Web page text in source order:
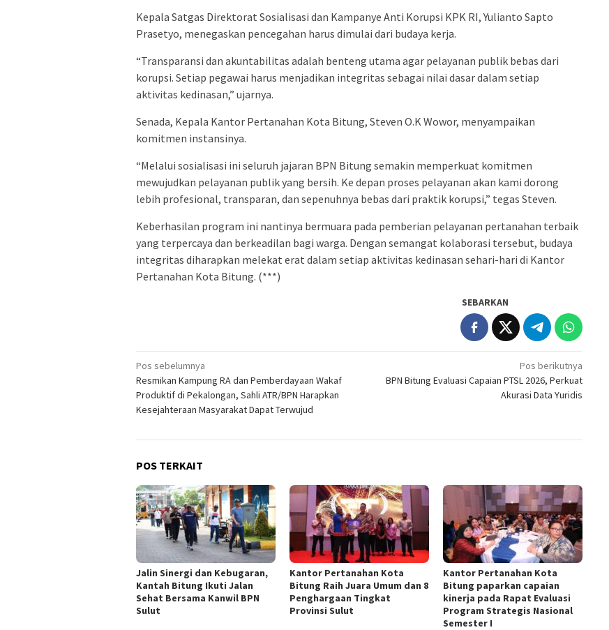
Kepala Satgas Direktorat Sosialisasi dan Kampanye Anti Korupsi KPK RI, Yulianto Sapto
Prasetyo, menegaskan pencegahan harus dimulai dari budaya kerja.
“Transparansi dan akuntabilitas adalah benteng utama agar pelayanan publik bebas dari
korupsi. Setiap pegawai harus menjadikan integritas sebagai nilai dasar dalam setiap
aktivitas kedinasan,” ujarnya.
Senada, Kepala Kantor Pertanahan Kota Bitung, Steven O.K Wowor, menyampaikan
komitmen instansinya.
“Melalui sosialisasi ini seluruh jajaran BPN Bitung semakin memperkuat komitmen
mewujudkan pelayanan publik yang bersih. Ke depan proses pelayanan akan kami dorong
lebih profesional, transparan, dan sepenuhnya bebas dari praktik korupsi,” tegas Steven.
Keberhasilan program ini nantinya bermuara pada pemberian pelayanan pertanahan terbaik
yang terpercaya dan berkeadilan bagi warga. Dengan semangat kolaborasi tersebut, budaya
integritas diharapkan melekat erat dalam setiap aktivitas kedinasan sehari-hari di Kantor
Pertanahan Kota Bitung. (***)
SEBARKAN
Navigasi
pos
Pos sebelumnya
Resmikan Kampung RA dan Pemberdayaan Wakaf
Produktif di Pekalongan, Sahli ATR/BPN Harapkan
Kesejahteraan Masyarakat Dapat Terwujud
Pos berikutnya
BPN Bitung Evaluasi Capaian PTSL 2026, Perkuat
Akurasi Data Yuridis
POS TERKAIT
Jalin Sinergi dan Kebugaran,
Kantah Bitung Ikuti Jalan
Sehat Bersama Kanwil BPN
Sulut
Kantor Pertanahan Kota
Bitung Raih Juara Umum dan 8
Penghargaan Tingkat
Provinsi Sulut
Kantor Pertanahan Kota
Bitung paparkan capaian
kinerja pada Rapat Evaluasi
Program Strategis Nasional
Semester I